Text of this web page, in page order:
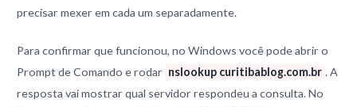
precisar mexer em cada um separadamente.
Para confirmar que funcionou, no Windows você pode abrir o
Prompt de Comando e rodar nslookup curitibablog.com.br . A
resposta vai mostrar qual servidor respondeu a consulta. No